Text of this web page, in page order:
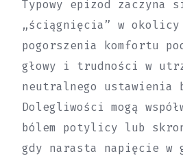
Typowy epizod zaczyna
„ściągnięcia” w
pogorszenia komfortu
głowy i trudności w
neutralnego ustawienia
Dolegliwości mogą
bólem potylicy lub
gdy narasta napięcie w